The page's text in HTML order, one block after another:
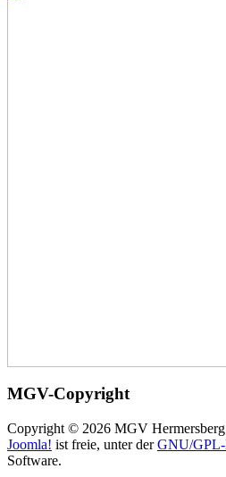
MGV-Copyright
Copyright © 2026 MGV
Joomla! ist freie, unter derGNU/
Software.